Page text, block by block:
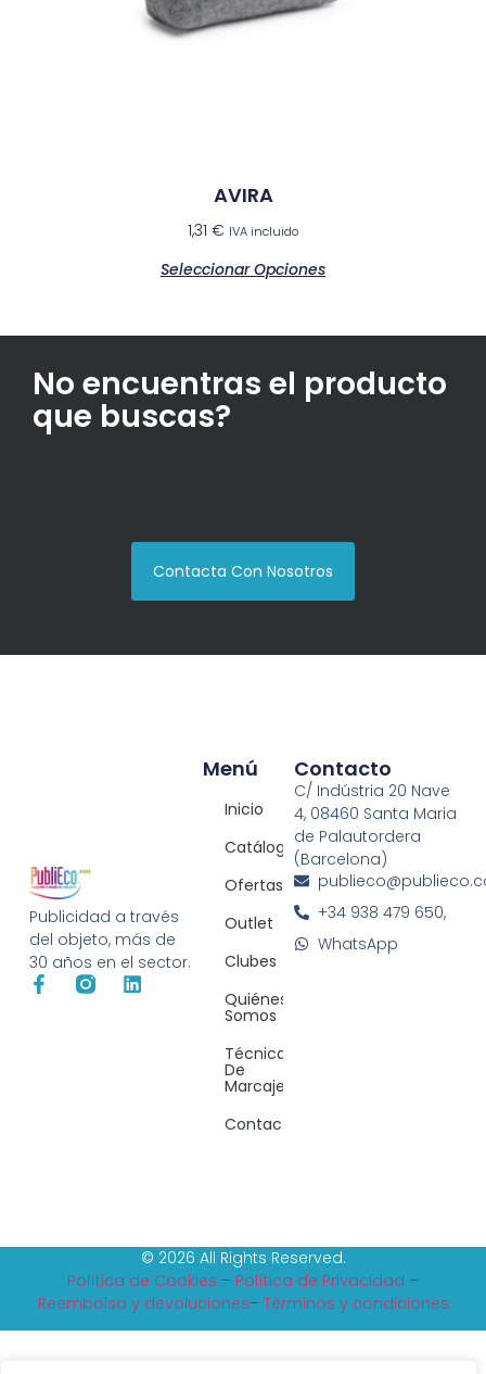
AVIRA
1,31 € IVA incluido
Seleccionar Opciones
No encuentras el producto
que buscas?
Contacta Con Nosotros
Publicidad a través
del objeto, más de
30 años en el sector.
Menú
Inicio
Catálogos
Ofertas
Outlet
Clubes
Quiénes
Somos
Técnicas
De
Marcaje
Contacto
Contacto
C/ Indústria 20 Nave
4, 08460 Santa Maria
de Palautordera
(Barcelona)
+34 938 479 650,
WhatsApp
© 2026 All Rights Reserved.
Política de Cookies – Política de Privacidad –
Reembolso y devoluciones– Tèrminos y condiciones